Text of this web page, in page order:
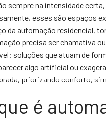
sempre na intensidade
esses são espaços
da automação residencial,
precisa ser chamativa
soluções que atuam de
algo artificial ou
priorizando conforto,
é